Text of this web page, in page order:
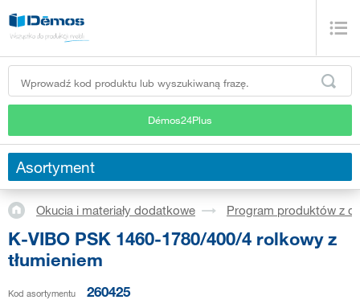
Démos24Plus
Asortyment
Okucia i materiały dodatkowe Program produktów z
K-VIBO PSK 1460-1780/400/4 rolkowy z
tłumieniem
Kod asortymentu 260425